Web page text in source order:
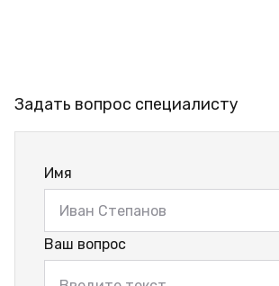
Задать вопрос специалисту
Имя
Ваш вопрос